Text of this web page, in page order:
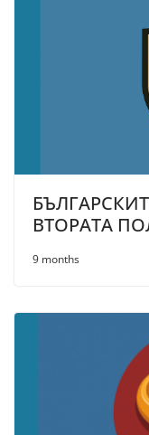
ВТОРАТА
9 months